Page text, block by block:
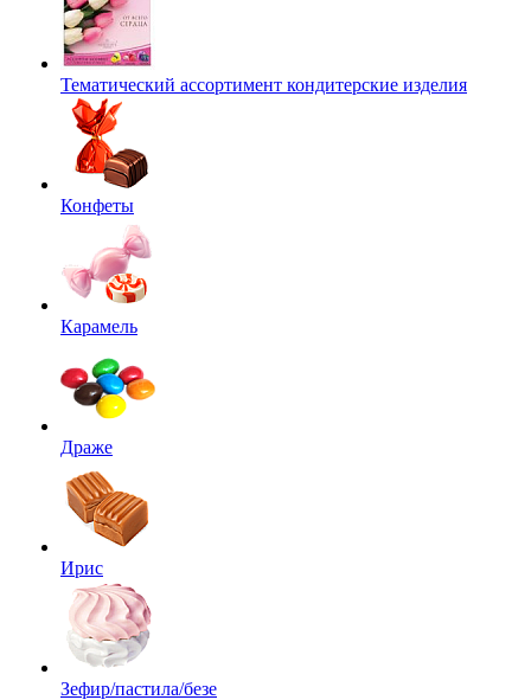
Тематический ассортимент кондитерские изделия
Конфеты
Карамель
Драже
Ирис
Зефир/пастила/безе